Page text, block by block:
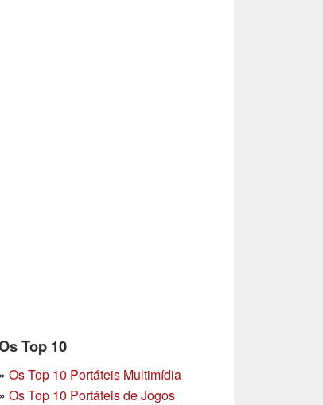
Top 10
» Os Top 10 Portáteis Multimídia
» Os Top 10 Portáteis de Jogos